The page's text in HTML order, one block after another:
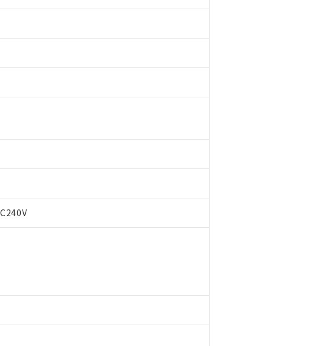
意のうえご利用ください。
質）の非含有に対応した製品に切り替える予定のある商品です。
10物質）の非含有に非対応の商品で、対応品を出す予定はありません。
10物質）の非含有の対応状況を調査中または確認中の商品です。
物で、有害物質有無と関係のない商品です。
部品としていたものが、含有品と判明した場合などやむを得ず変更すること
化ビフェニル類(PBB) 1000ppm以下、ポリ臭化ジフェニルエーテル類(PBDE) 1000ppm以下、
国RoHSの基準値を超えていることを示します。
門へお問い合わせください。
提供する場合は、日本国政府の輸出許可(または役務取引許可)を取得する